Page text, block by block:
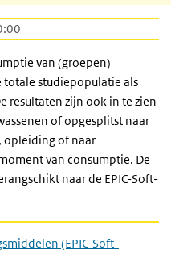
van (groepen)
studiepopulatie als
resultaten zijn ook in te zien
of opgesplitst naar
opleiding of naar
van consumptie. De
naar de EPIC-Soft-
(EPIC-Soft-